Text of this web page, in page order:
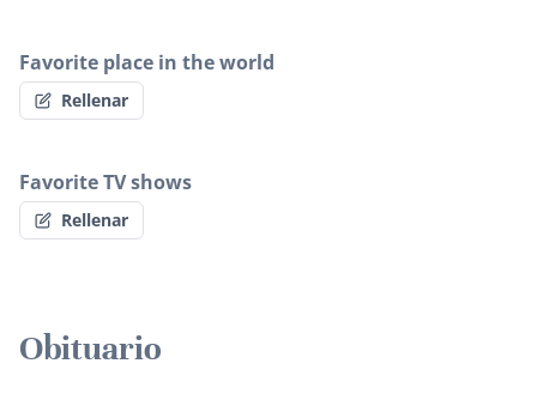
Favorite place in the world
Rellenar
Favorite TV shows
Rellenar
Obituario